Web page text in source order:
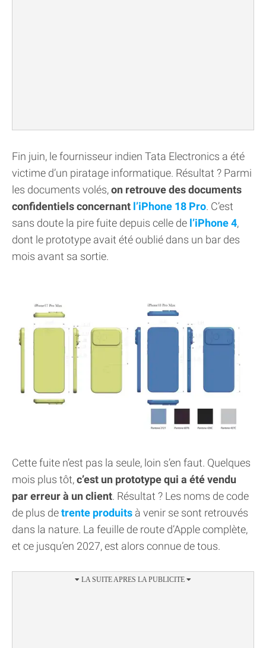
Fin juin, le fournisseur indien Tata Electronics a été
victime d’un piratage informatique. Résultat ? Parmi
les documents volés,on retrouve des documents
confidentiels concernant l’iPhone 18 Pro. C’est
sans doute la pire fuite depuis celle de l’iPhone 4,
dont le prototype avait été oublié dans un bar des
mois avant sa sortie.
Cette fuite n’est pas la seule, loin s’en faut. Quelques
mois plus tôt,c’est un prototype qui a été vendu
par erreur à un client. Résultat ? Les noms de code
de plus detrente produits à venir se sont retrouvés
dans la nature. La feuille de route d’Apple complète,
et ce jusqu’en 2027, est alors connue de tous.